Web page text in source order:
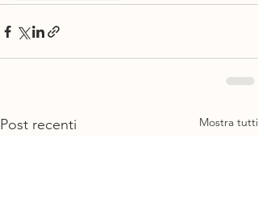
Post recenti Mostra tutti